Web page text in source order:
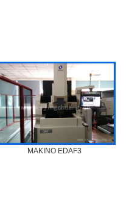
MAKINO EDAF3